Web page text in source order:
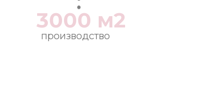
3000 м2
производство